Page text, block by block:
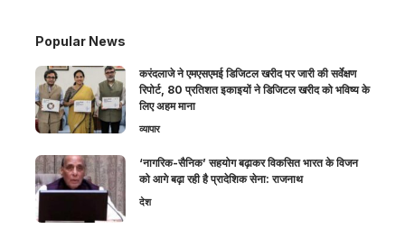
Popular News
करंदलाजे ने एमएसएमई डिजिटल खरीद पर जारी की सर्वेक्षण
रिपोर्ट, 80 प्रतिशत इकाइयों ने डिजिटल खरीद को भविष्य के
लिए अहम माना
व्यापार
‘नागरिक-सैनिक’ सहयोग बढ़ाकर विकसित भारत के विजन
को आगे बढ़ा रही है प्रादेशिक सेना: राजनाथ
देश